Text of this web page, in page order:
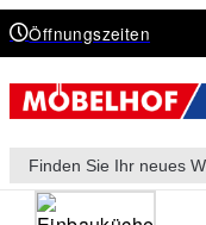
Öffnungszeiten
Products
search